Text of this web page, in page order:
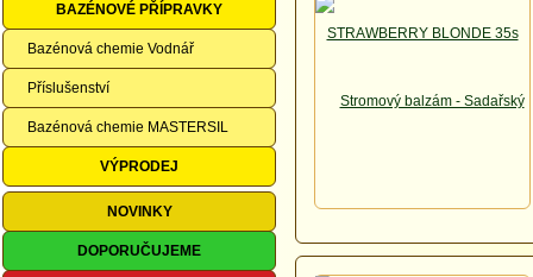
BAZÉNOVÉ PŘÍPRAVKY
Bazénová chemie Vodnář
Příslušenství
Bazénová chemie MASTERSIL
VÝPRODEJ
NOVINKY
DOPORUČUJEME